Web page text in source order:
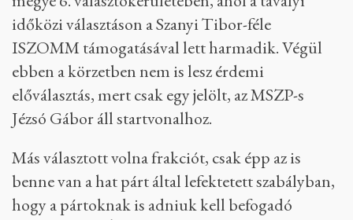
időközi választáson a Szanyi Tibor-féle
ISZOMM támogatásával lett harmadik. Végül
ebben a körzetben nem is lesz érdemi
előválasztás, mert csak egy jelölt, az MSZP-s
Jézsó Gábor áll startvonalhoz.
Más választott volna frakciót, csak épp az is
benne van a hat párt által lefektetett szabályban,
hogy a pártoknak is adniuk kell befogadó